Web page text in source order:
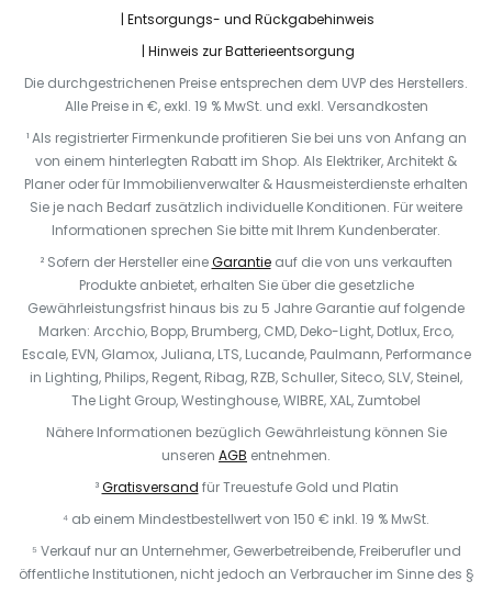
Entsorgungs- und Rückgabehinweis
Hinweis zur Batterieentsorgung
Die durchgestrichenen Preise entsprechen dem UVP des Herstellers.
Alle Preise in €, exkl. 19 % MwSt. und exkl. Versandkosten
¹ Als registrierter Firmenkunde profitieren Sie bei uns von Anfang an
von einem hinterlegten Rabatt im Shop. Als Elektriker, Architekt &
Planer oder für Immobilienverwalter & Hausmeisterdienste erhalten
Sie je nach Bedarf zusätzlich individuelle Konditionen. Für weitere
Informationen sprechen Sie bitte mit Ihrem Kundenberater.
² Sofern der Hersteller eineGarantieauf die von uns verkauften
Produkte anbietet, erhalten Sie über die gesetzliche
Gewährleistungsfrist hinaus bis zu 5 Jahre Garantie auf folgende
Marken: Arcchio, Bopp, Brumberg, CMD, Deko-Light, Dotlux, Erco,
Escale, EVN, Glamox, Juliana, LTS, Lucande, Paulmann, Performance
in Lighting, Philips, Regent, Ribag, RZB, Schuller, Siteco, SLV, Steinel,
The Light Group, Westinghouse, WIBRE, XAL, Zumtobel
Nähere Informationen bezüglich Gewährleistung können Sie
unseren AGB entnehmen.
³Gratisversand für Treuestufe Gold und Platin
⁴ ab einem Mindestbestellwert von 150 € inkl. 19 % MwSt.
⁵ Verkauf nur an Unternehmer, Gewerbetreibende, Freiberufler und
öffentliche Institutionen, nicht jedoch an Verbraucher im Sinne des §